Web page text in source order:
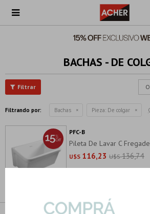

BACHAS - DE
Filtrando por: Bachas Pieza: De colgar
Pileta De Lavar C
U$S 116,23 U$S 136,74
PFC-B